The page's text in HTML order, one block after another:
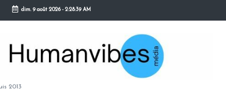
Skip
content
dim. 9 août 2026- 2:28:40 AM
2013